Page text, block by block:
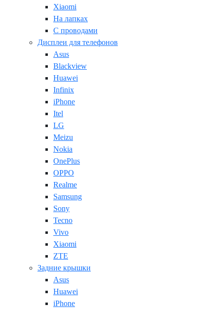
Xiaomi
На лапках
С проводами
Дисплеи для телефонов
Asus
Blackview
Huawei
Infinix
iPhone
Itel
LG
Meizu
Nokia
OnePlus
OPPO
Realme
Samsung
Sony
Tecno
Vivo
Xiaomi
ZTE
Задние крышки
Asus
Huawei
iPhone